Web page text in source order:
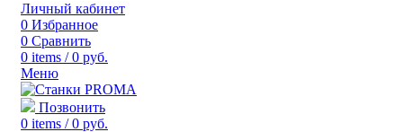
Личный кабинет
0 Избранное
0 Сравнить
0 items / 0 руб.
Меню
Позвонить
0 items / 0 руб.